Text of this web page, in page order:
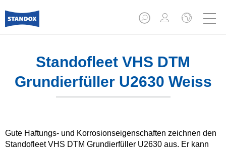
Standofleet VHS DTM
Grundierfüller U2630 Weiss
Gute Haftungs- und Korrosionseigenschaften zeichnen den
Standofleet VHS DTM Grundierfüller U2630 aus. Er kann